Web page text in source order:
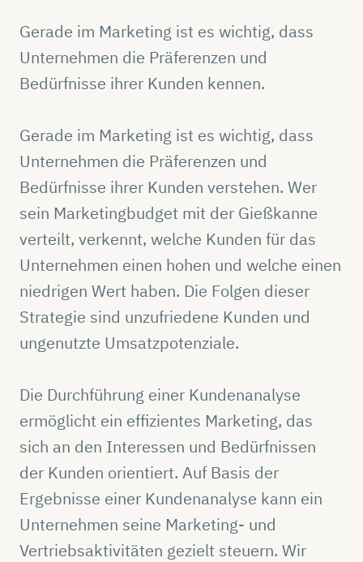
Gerade im Marketing ist es wichtig, dass
Unternehmen die Präferenzen und
Bedürfnisse ihrer Kunden kennen.
Gerade im Marketing ist es wichtig, dass
Unternehmen die Präferenzen und
Bedürfnisse ihrer Kunden verstehen. Wer
sein Marketingbudget mit der Gießkanne
verteilt, verkennt, welche Kunden für das
Unternehmen einen hohen und welche einen
niedrigen Wert haben. Die Folgen dieser
Strategie sind unzufriedene Kunden und
ungenutzte Umsatzpotenziale.
Die Durchführung einer Kundenanalyse
ermöglicht ein effizientes Marketing, das
sich an den Interessen und Bedürfnissen
der Kunden orientiert. Auf Basis der
Ergebnisse einer Kundenanalyse kann ein
Unternehmen seine Marketing- und
Vertriebsaktivitäten gezielt steuern. Wir